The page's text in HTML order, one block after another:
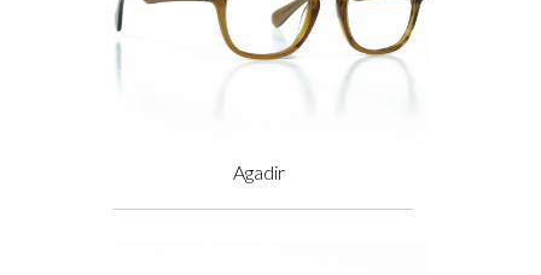
Agadir
Prix